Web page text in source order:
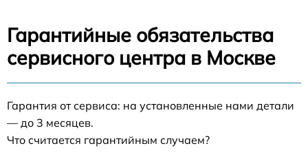
Гарантийные обязательства
сервисного центра в Москве
Гарантия от сервиса: на установленные нами детали
— до 3 месяцев.
Что считается гарантийным случаем?